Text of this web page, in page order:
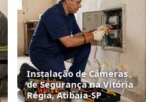
Instalação de Câmeras
de Segurança na Vitória
Régia, Atibaia‑SP